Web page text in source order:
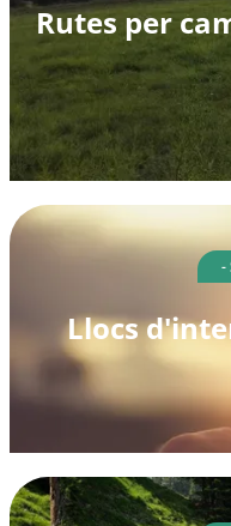
Rutes per
-
Llocs